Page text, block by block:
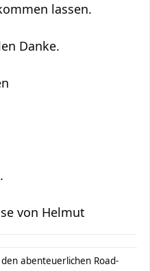
lassen.
Danke.
von Helmut
abenteuerlichen Road-